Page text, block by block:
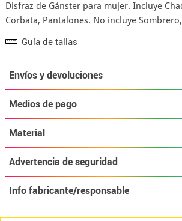
Disfraz de Gánster para mujer. Incluye
Corbata, Pantalones. No incluye
Guía de tallas
Envíos y devoluciones
Medios de pago
Material
Advertencia de seguridad
Info fabricante/responsable